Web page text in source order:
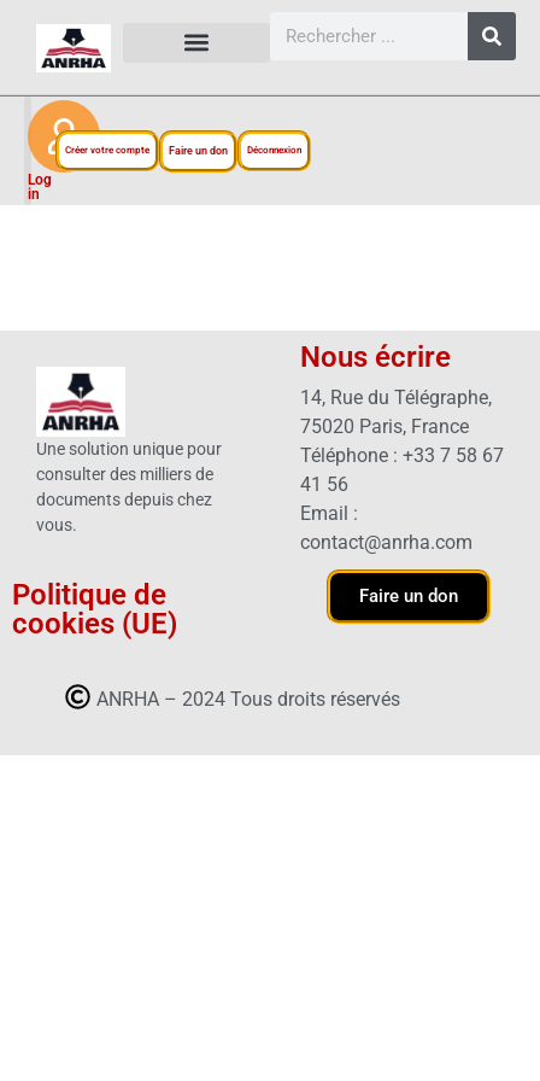
Log
in
Créer votre compte Faire un don Déconnexion
Une solution unique pour
consulter des milliers de
documents depuis chez
vous.
Politique de
cookies (UE)
Nous écrire
14, Rue du Télégraphe,
75020 Paris, France
Téléphone : +33 7 58 67
41 56
Email :
contact@anrha.com
Faire un don
ANRHA – 2024 Tous droits réservés